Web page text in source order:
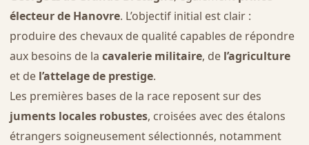
électeur de Hanovre. L’objectif initial est clair :
produire des chevaux de qualité capables de répondre
aux besoins de la cavalerie militaire, de l’agriculture
et de l’attelage de prestige.
Les premières bases de la race reposent sur des
juments locales robustes, croisées avec des étalons
étrangers soigneusement sélectionnés, notamment